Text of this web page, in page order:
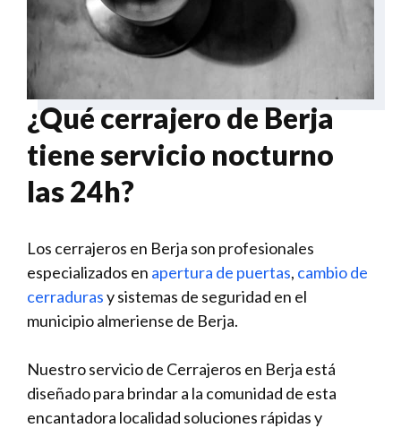
¿Qué cerrajero de Berja
tiene servicio nocturno
las 24h?
Los cerrajeros en Berja son profesionales
especializados en apertura de puertas, cambio de
cerradurasy sistemas de seguridad en el
municipio almeriense de Berja.
Nuestro servicio de Cerrajeros en Berja está
diseñado para brindar a la comunidad de esta
encantadora localidad soluciones rápidas y